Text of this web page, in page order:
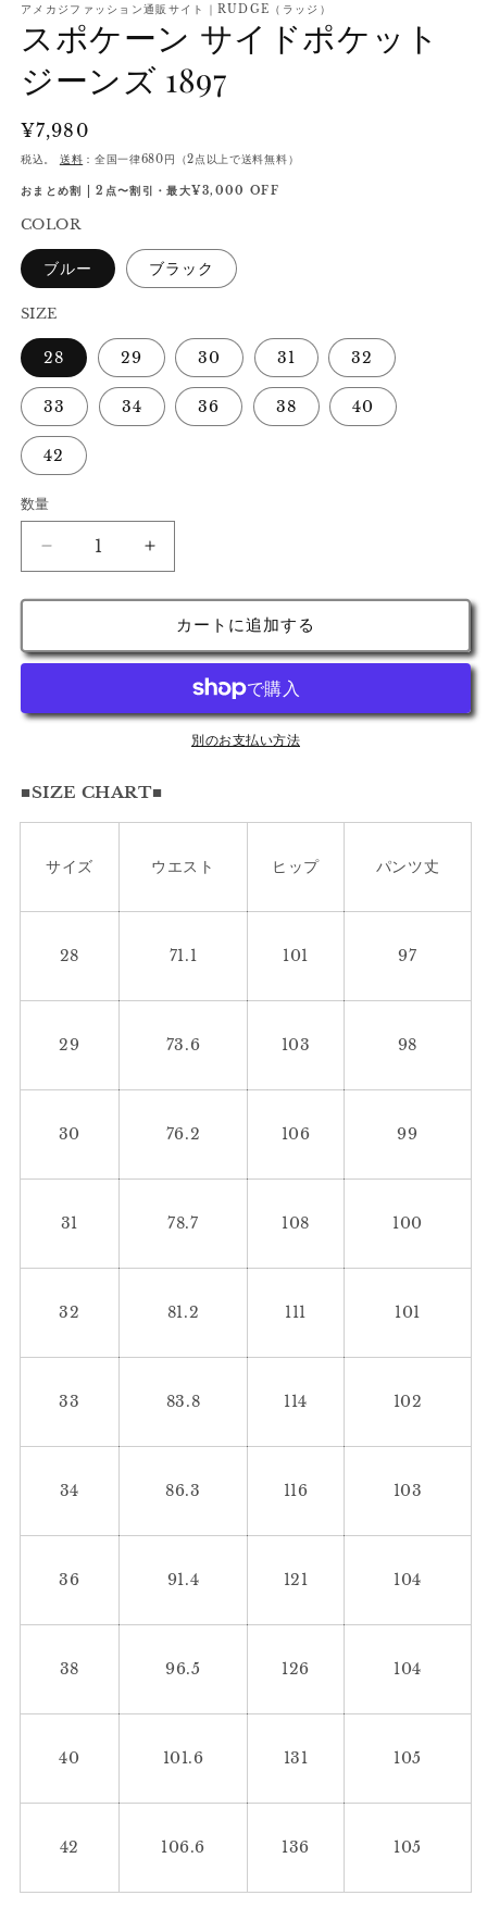
アメカジファッション通販サイト｜RUDGE（ラッジ）
スポケーン サイドポケット
ジーンズ 1897
通
常
価
¥7,980
税込。 送料 ：全国一律680円（2点以上で送料無料）
おまとめ割 | 2点〜割引・最大¥3,000 OFF
COLOR
ブルー ブラック
SIZE
28 29 30 31 32
33 34 36 38 40
42
数量
ン
イ
ケ
ッ
ジ
ズ
の
量
ら
ス
ン
イ
ケ
ッ
ジ
の
や
カートに追加する
別のお支払い方法
■SIZE CHART■
サイズ ウエスト ヒップ パンツ丈
28 71.1 101 97
29 73.6 103 98
30 76.2 106 99
31 78.7 108 100
32 81.2 111 101
33 83.8 114 102
34 86.3 116 103
36 91.4 121 104
38 96.5 126 104
40 101.6 131 105
42 106.6 136 105